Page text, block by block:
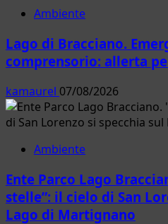
Ambiente
Lago di Bracciano.
comprensorio: allerta
kamaurel 07/08/2026
Ambiente
Ente Parco Lago
stelle”: il cielo di San
Lago di Martignano